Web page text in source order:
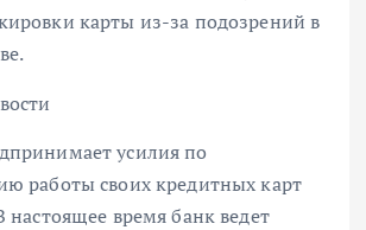
карты из-за подозрений в
усилия по
работы своих кредитных карт
настоящее время банк ведет